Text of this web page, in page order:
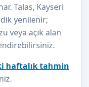
Talas, Kayseri
yenilenir;
veya açık alan
haftalık tahmin